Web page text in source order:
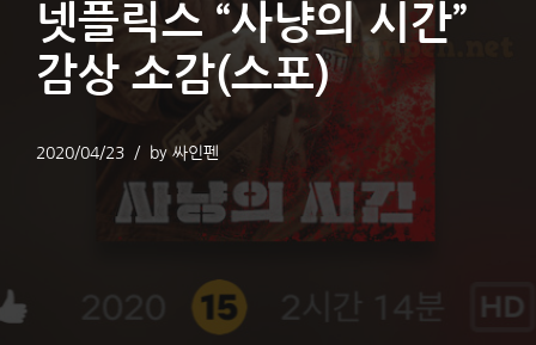
넷플릭스 “사냥의 시간”
감상 소감(스포)
2020/04/23 by 싸인펜